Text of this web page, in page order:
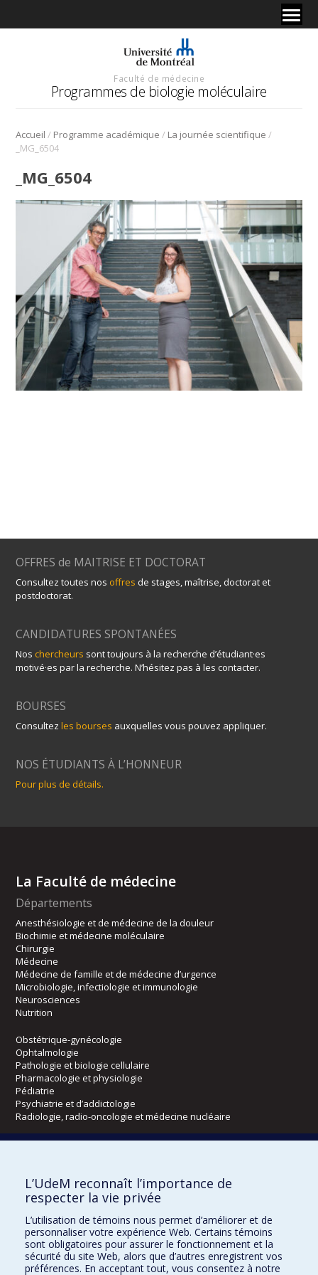
Faculté de médecine
Programmes de biologie moléculaire
Accueil / Programme académique / La journée scientifique /
_MG_6504
_MG_6504
OFFRES de MAITRISE ET DOCTORAT
Consultez toutes nos offres de stages, maîtrise, doctorat et
postdoctorat.
CANDIDATURES SPONTANÉES
Noschercheurs sont toujours à la recherche d’étudiant·es
motivé·es par la recherche. N’hésitez pas à les contacter.
BOURSES
Consultezles bourses auxquelles vous pouvez appliquer.
NOS ÉTUDIANTS À L’HONNEUR
Pour plus de détails.
La Faculté de médecine
Départements
Anesthésiologie et de médecine de la douleur
Biochimie et médecine moléculaire
Chirurgie
Médecine
Médecine de famille et de médecine d’urgence
Microbiologie, infectiologie et immunologie
Neurosciences
Nutrition
Obstétrique-gynécologie
Ophtalmologie
Pathologie et biologie cellulaire
Pharmacologie et physiologie
Pédiatrie
Psychiatrie et d’addictologie
Radiologie, radio-oncologie et médecine nucléaire
Kinésiologie et des sciences de l’activité physique
Orthophonie et audiologie
Directions
DPC
L’UdeM reconnaît l’importance de
respecter la vie privée
L’utilisation de témoins nous permet d’améliorer et de
personnaliser votre expérience Web. Certains témoins
sont obligatoires pour assurer le fonctionnement et la
sécurité du site Web, alors que d’autres enregistrent vos
préférences. En acceptant tout, vous consentez à notre